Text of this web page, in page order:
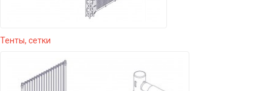
Тенты, сетки